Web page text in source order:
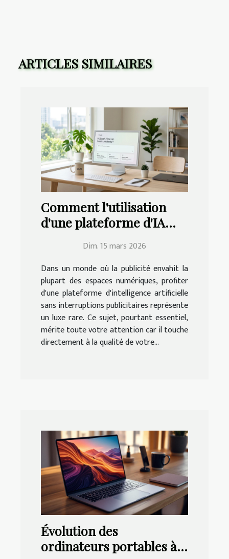
ARTICLES SIMILAIRES
Comment l'utilisation
d'une plateforme d'IA
elle votre expérience ?
Dim. 15 mars 2026
Dans un monde où la publicité envahit la
plupart des espaces numériques, profiter
d'une plateforme d'intelligence artificielle
sans interruptions publicitaires représente
un luxe rare. Ce sujet, pourtant essentiel,
mérite toute votre attention car il touche
directement à la qualité de votre...
Évolution des
ordinateurs portables à